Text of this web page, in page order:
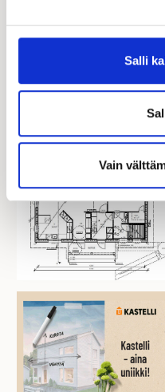
Salli
Vain
kari.lammervo@kastelli.fi